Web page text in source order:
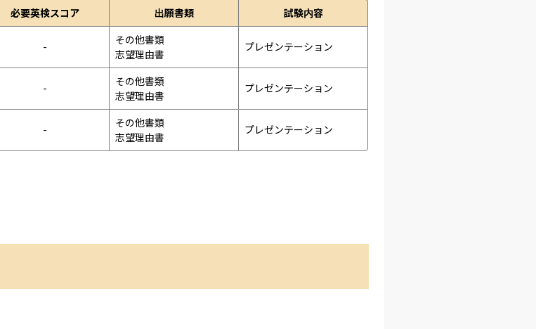
必要英検スコア 出願書類 試験内容
-
その他書類
志望理由書
プレゼンテーション
-
その他書類
志望理由書
プレゼンテーション
-
その他書類
志望理由書
プレゼンテーション